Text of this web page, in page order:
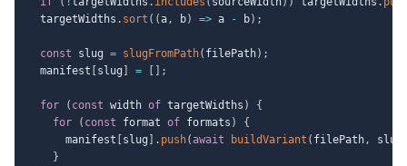
  targetWidths
. sort ( (a, b) => a - b) ;
const slug = slugFromPath( filePath) ;
  manifest
slug = ;
for ( const width of targetWidths )
{
for
( const format of formats )
{
      manifest
slug . push( await buildVariant ( filePath, slug
}